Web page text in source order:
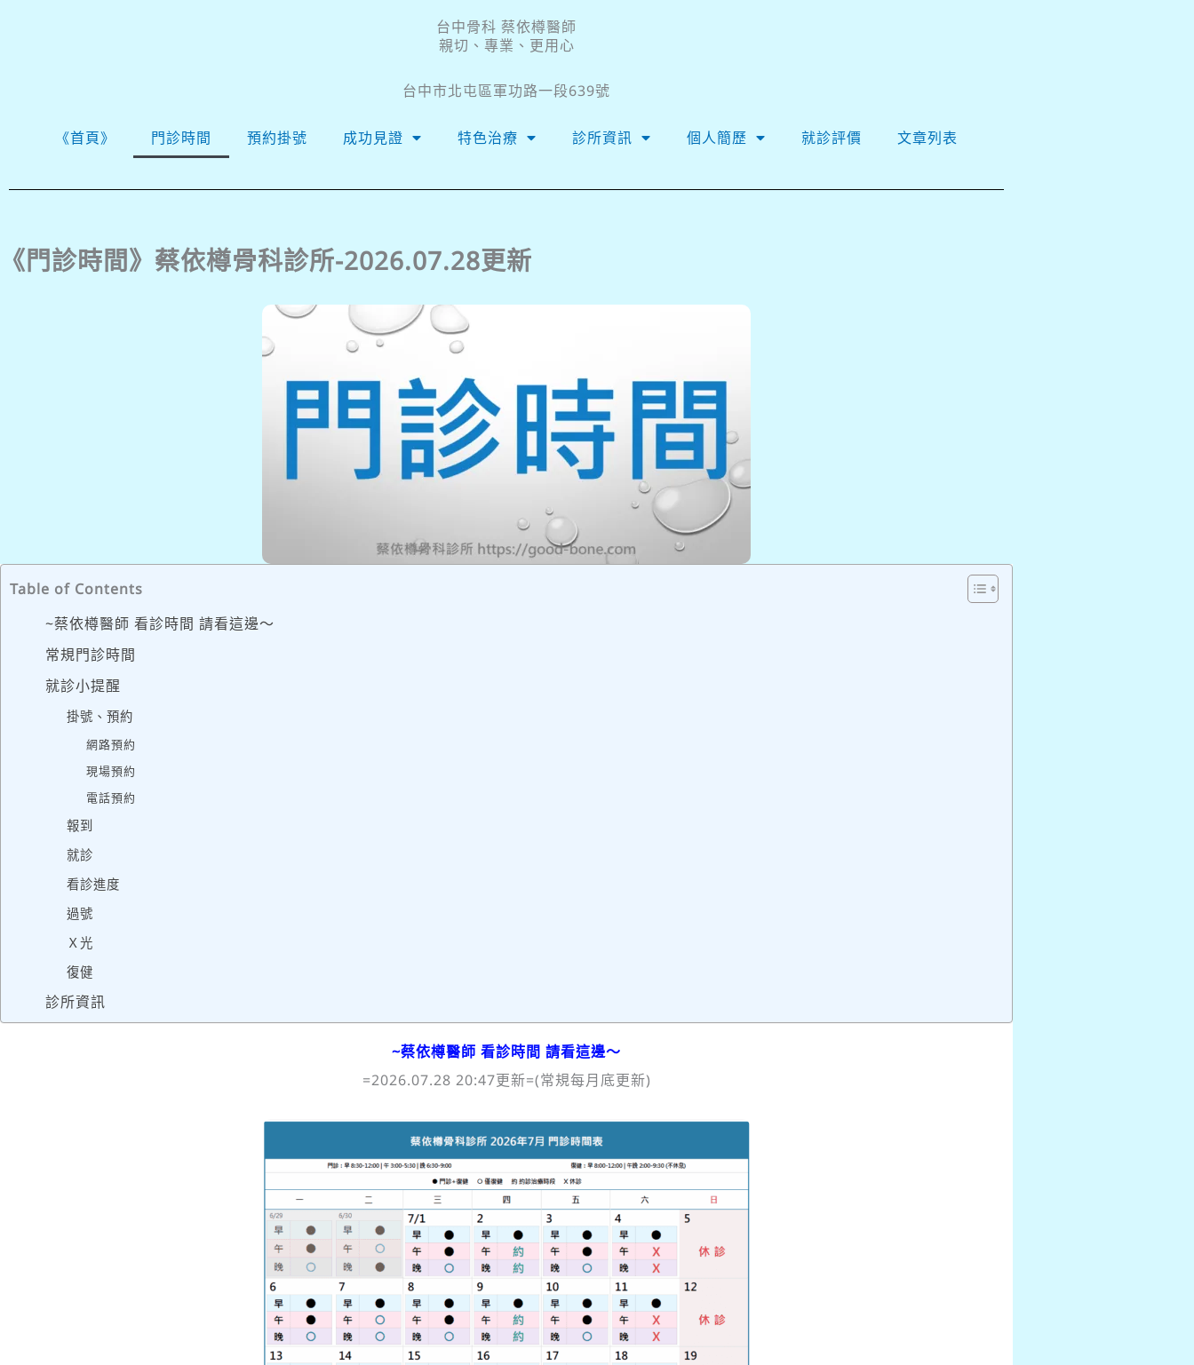
台中骨科 蔡依樽醫師
親切、專業、更用心
台中市北屯區軍功路一段639號
《首頁》 門診時間 預約掛號 成功見證 特色治療 診所資訊 個人簡歷 就診評價 文章列表
《門診時間》蔡依樽骨科診所-2026.07.28更新
Table of Contents
~蔡依樽醫師 看診時間 請看這邊～
常規門診時間
就診小提醒
掛號、預約
網路預約
現場預約
電話預約
報到
就診
看診進度
過號
Ｘ光
復健
診所資訊
~蔡依樽醫師 看診時間 請看這邊～
=2026.07.28 20:47更新=(常規每月底更新)